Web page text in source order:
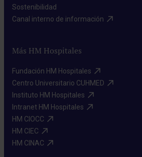
Sostenibilidad​
Canal interno de información​
Más HM Hospitales
Fundación HM Hospitales​
Centro Universitario CUHMED​
Instituto HM Hospitales​
Intranet HM Hospitales​
HM CIOCC​
HM CIEC​
HM CINAC​